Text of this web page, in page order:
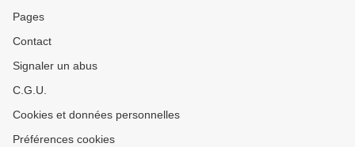
Pages
Contact
Signaler un abus
C.G.U.
Cookies et données personnelles
Préférences cookies